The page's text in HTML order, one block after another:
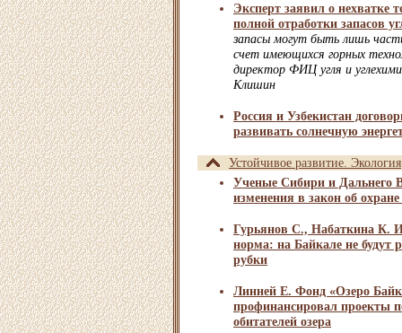
Эксперт заявил о нехватке
полной отработки запасов
запасы могут быть лишь
счет имеющихся горных
директор ФИЦ угля и
Клишин
Россия и Узбекистан
развивать солнечную
Устойчивое развитие. Экология
Ученые Сибири и Дальнего
изменения в закон об
Гурьянов С., Набаткина К.
норма: на Байкале не будут
рубки
Линней Е. Фонд «Озеро
профинансировал проекты
обитателей озера